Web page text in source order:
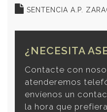
SENTENCIA A.P.
¿NECESITA
Contacte con
atenderemos
envíenos un
la hora que